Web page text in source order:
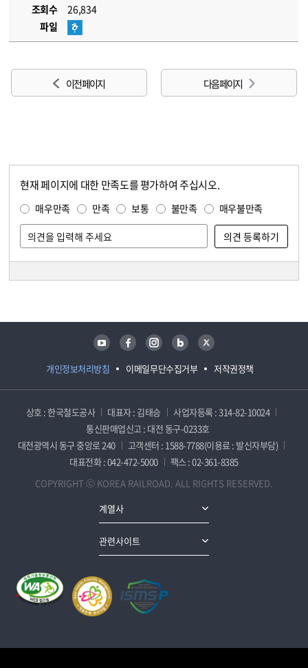
조회수
26,834
파일
이전 페이지 다음 페이지
현재 페이지에 대한 만족도를 평가하여 주십시오.
매우만족 만족 보통 불만족 매우불만족
개인정보처리방침 이메일무단수집거부 저작권정책
유튜브 페이스북 인스타그램 블로그 트위터
상호 : 한국철도공사 대표자 : 김태승
사업자등록 : 314-82-10024
통신판매업신고 : 대전 동구-0233호
대전광역시 동구 중앙로 240
고객센터 : 1588-7788(이용료 : 발신자부담)
대표전화 : 042-472-5000
팩스 : 02-361-8385
COPYRIGHT ⓒ KOREA RAILROAD. ALL RIGHTS RESERVED.
계열사
관련사이트